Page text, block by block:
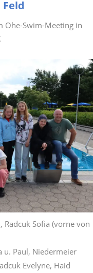
Ohe-Swim-Meeting in
Sofia (vorne von
u. Paul, Niedermeier
Evelyne, Haid